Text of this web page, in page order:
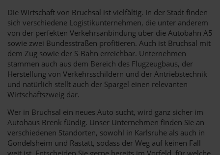
Die Wirtschaft von Bruchsal ist vielfältig. In der Stadt finden
sich verschiedene Logistikunternehmen, die unter anderem
von der perfekten Verkehrsanbindung über die Autobahn A5
sowie zwei Bundesstraßen profitieren. Auch ist Bruchsal mit
dem Zug sowie der S-Bahn erreichbar. Unternehmen
stammen auch aus dem Bereich des Flugzeugbaus, der
Herstellung von Verkehrsschildern und der Antriebstechnik
und natürlich stellt auch der Spargel einen relevanten
Wirtschaftszweig dar.
Wer in Bruchsal ein neues Auto sucht, wird ganz sicher im
Autohaus Brenk fündig. Unser Unternehmen finden Sie an
verschiedenen Standorten, sowohl in Karlsruhe als auch in
Gondelsheim und Rastatt, sodass der Weg auf keinen Fall
weit ist. Entscheiden Sie gerne bereits im Vorfeld, für welche